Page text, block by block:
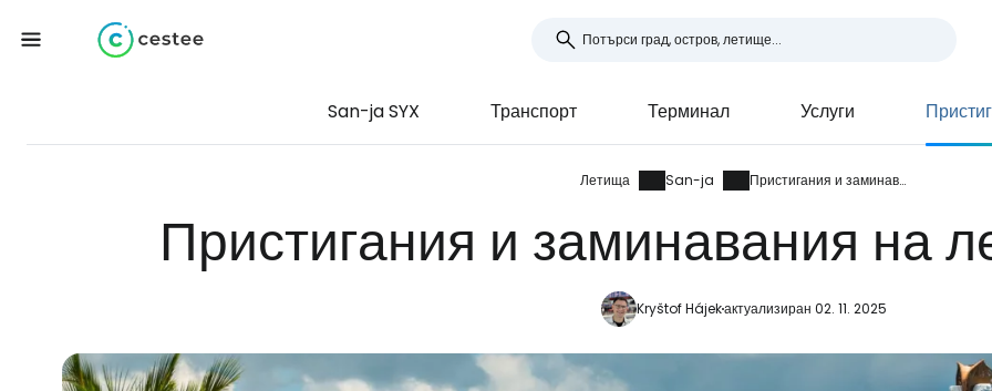
San-ja SYX Транспорт Терминал Услуги
Летища San-ja Пристигания и заминавания
Пристигания и заминавания на
Kryštof Hájekактуализиран 02. 11. 2025